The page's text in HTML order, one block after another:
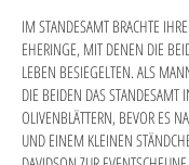
IM STANDESAMT BRACHTE
EHERINGE, MIT DENEN DIE
LEBEN BESIEGELTEN. ALS
DIE BEIDEN DAS
OLIVENBLÄTTERN, BEVOR ES
UND EINEM KLEINEN